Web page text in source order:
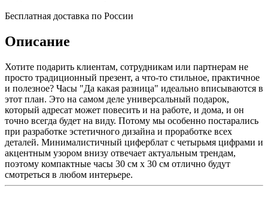
Бесплатная доставка по России
Описание
Хотите подарить клиентам, сотрудникам или партнерам не
просто традиционный презент, а что-то стильное, практичное
и полезное? Часы "Да какая разница" идеально вписываются в
этот план. Это на самом деле универсальный подарок,
который адресат может повесить и на работе, и дома, и он
точно всегда будет на виду. Потому мы особенно постарались
при разработке эстетичного дизайна и проработке всех
деталей. Минималистичный циферблат с четырьмя цифрами и
акцентным узором внизу отвечает актуальным трендам,
поэтому компактные часы 30 см x 30 см отлично будут
смотреться в любом интерьере.